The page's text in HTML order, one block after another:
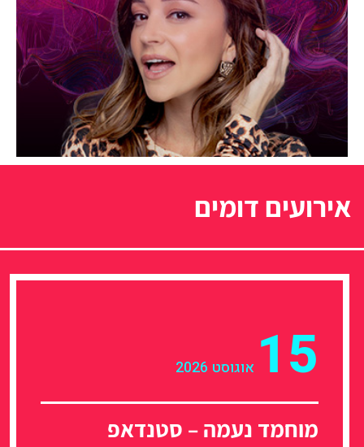
אירועים דומים
15 אוגוסט 2026
מוחמד נעמה – סטנדאפ